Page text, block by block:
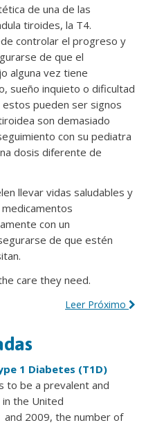
de una de las
tiroides, la T4.
controlar el progreso y
de que el
alguna vez tiene
sueño inquieto o dificultad
pueden ser signos
son demasiado
con su pediatra
dosis diferente de
llevar vidas saludables y
con un
de que estén
care they need.
Leer Próximo
1 Diabetes (T1D)
to be a prevalent and
the United
2009, the number of